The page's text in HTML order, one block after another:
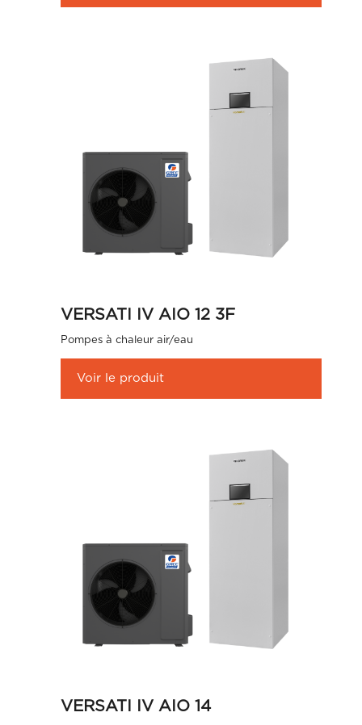
VERSATI IV AIO 12 3F
Pompes à chaleur air/eau
Voir le produit
VERSATI IV AIO 14